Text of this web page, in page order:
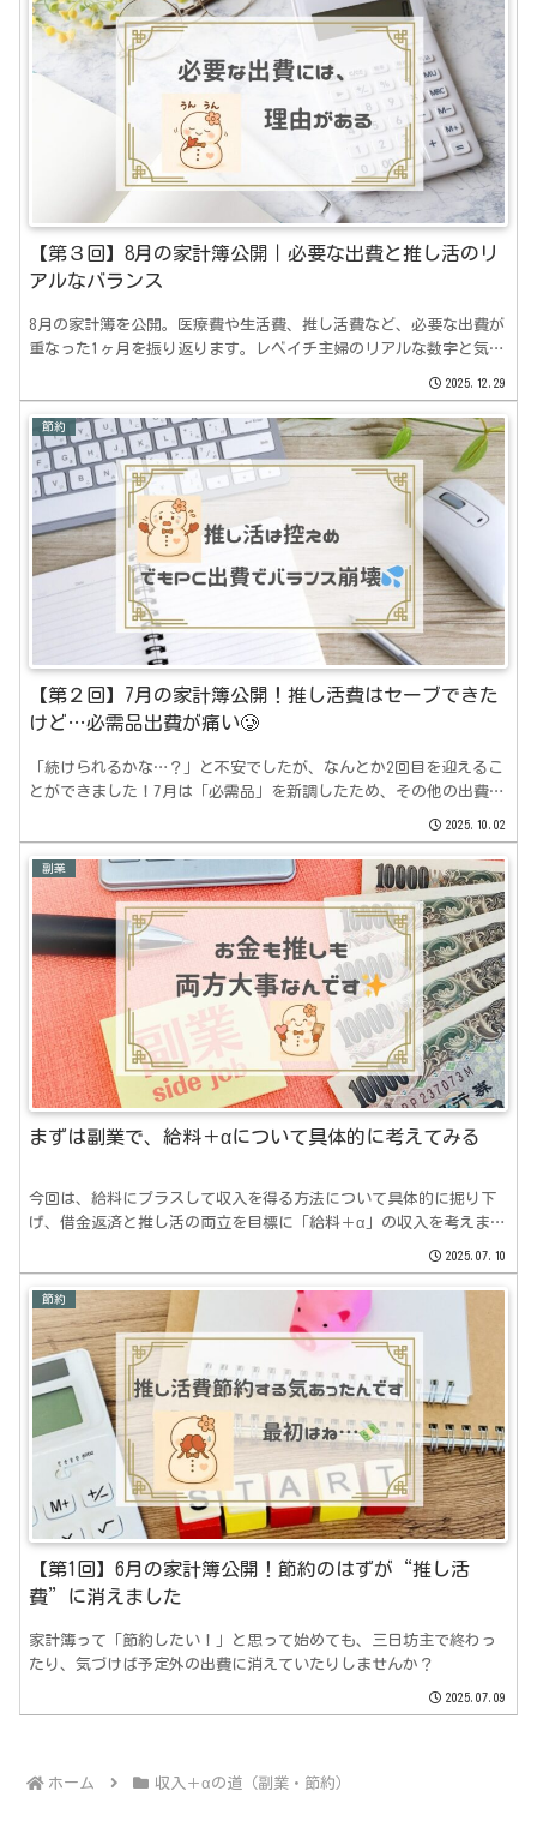
【第３回】8月の家計簿公開｜必要な出費と推し活のリ
アルなバランス
8月の家計簿を公開。医療費や生活費、推し活費など、必要な出費が
重なった1ヶ月を振り返ります。レベイチ主婦のリアルな数字と気づ
2025.12.29
節約
【第２回】7月の家計簿公開！推し活費はセーブできた
けど…必需品出費が痛い🥲
「続けられるかな…？」と不安でしたが、なんとか2回目を迎えるこ
とができました！7月は「必需品」を新調したため、その他の出費が
大きめに💦そのあたりも含めてリアルな数字を公開していきます。
2025.10.02
副業
まずは副業で、給料＋αについて具体的に考えてみる
今回は、給料にプラスして収入を得る方法について具体的に掘り下
げ、借金返済と推し活の両立を目標に「給料＋α」の収入を考えまし
2025.07.10
節約
【第1回】6月の家計簿公開！節約のはずが“推し活
費”に消えました
家計簿って「節約したい！」と思って始めても、三日坊主で終わっ
たり、気づけば予定外の出費に消えていたりしませんか？
2025.07.09
ホーム 収入＋αの道（副業・節約）